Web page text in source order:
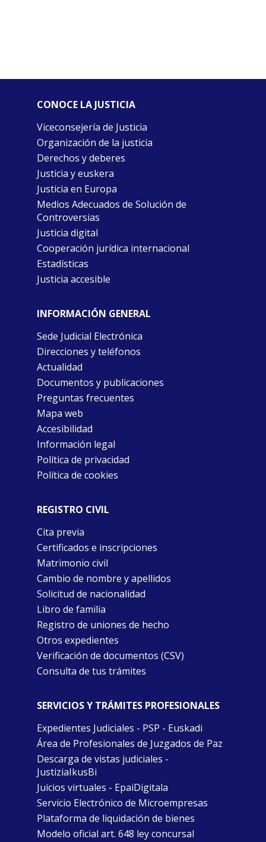
CONOCE LA JUSTICIA
Viceconsejería de Justicia
Organización de la justicia
Derechos y deberes
Justicia y euskera
Justicia en Europa
Medios Adecuados de Solución de
Controversias
Justicia digital
Cooperación jurídica internacional
Estadísticas
Justicia accesible
INFORMACIÓN GENERAL
Sede Judicial Electrónica
Direcciones y teléfonos
Actualidad
Documentos y publicaciones
Preguntas frecuentes
Mapa web
Accesibilidad
Información legal
Política de privacidad
Política de cookies
REGISTRO CIVIL
Cita previa
Certificados e inscripciones
Matrimonio civil
Cambio de nombre y apellidos
Solicitud de nacionalidad
Libro de familia
Registro de uniones de hecho
Otros expedientes
Verificación de documentos (CSV)
Consulta de tus trámites
SERVICIOS Y TRÁMITES PROFESIONALES
Expedientes Judiciales - PSP - Euskadi
Área de Profesionales de Juzgados de Paz
Descarga de vistas judiciales -
JustiziaIkusBi
Juicios virtuales - EpaiDigitala
Servicio Electrónico de Microempresas
Plataforma de liquidación de bienes
Modelo oficial art. 648 ley concursal